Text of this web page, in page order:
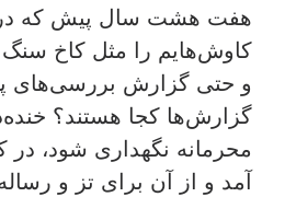
هفت هشت سال پیش که
کاوش‌هایم را مثل کاخ سنگ
و حتی گزارش بررسی‌های
گزارش‌ها کجا هستند؟
محرمانه نگهداری شود، در
آمد و از آن برای تز و